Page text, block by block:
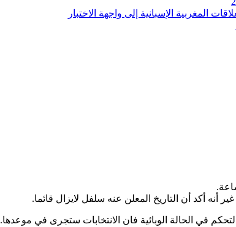
المغربية الإسبانية إلى واجهة الاختبار
أنه أكد أن التاريخ المعلن عنه سلفل لايزال قائما.
في الحالة الوبائية فان الانتخابات ستجرى في موعدها.